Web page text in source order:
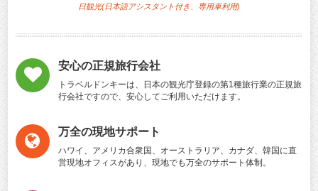
日観光(日本語アシスタント付き、専用車利用)
[
安心の正規旅行会社
トラベルドンキーは、日本の観光庁登録の第1種旅行業の正規旅
行会社ですので、安心してご利用いただけます。
万全の現地サポート
ハワイ、アメリカ合衆国、オーストラリア、カナダ、韓国に直
営現地オフィスがあり、現地でも万全のサポート体制。